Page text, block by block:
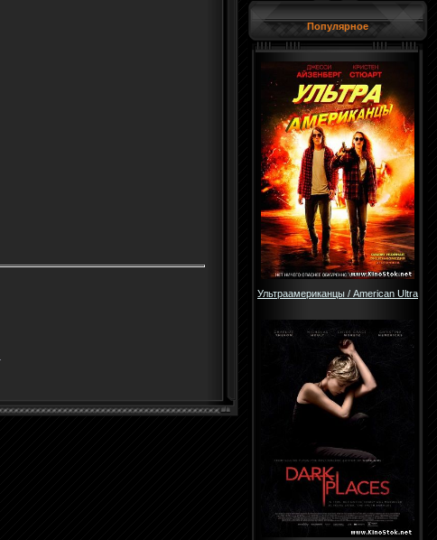
Популярное
Ультраамериканцы / American Ultra